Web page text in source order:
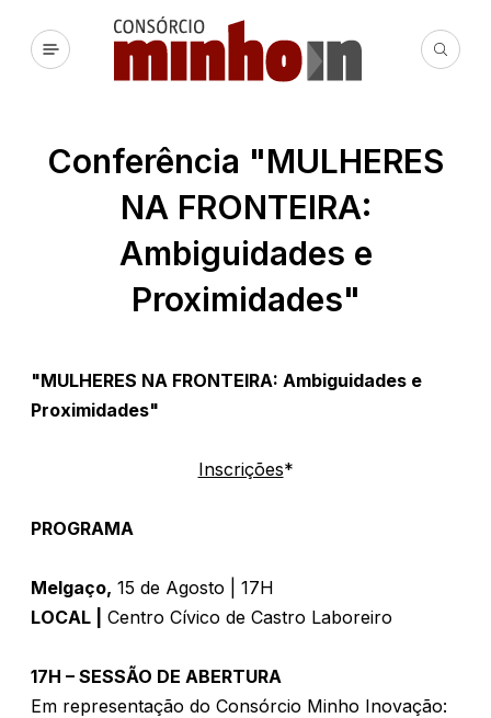
Conferência "MULHERES
NA FRONTEIRA:
Ambiguidades e
Proximidades"
"MULHERES NA FRONTEIRA: Ambiguidades e
Proximidades"
Inscrições*
PROGRAMA
Melgaço, 15 de Agosto | 17H
LOCAL |
Centro Cívico de Castro Laboreiro
17H – SESSÃO DE ABERTURA
Em representação do Consórcio Minho Inovação: